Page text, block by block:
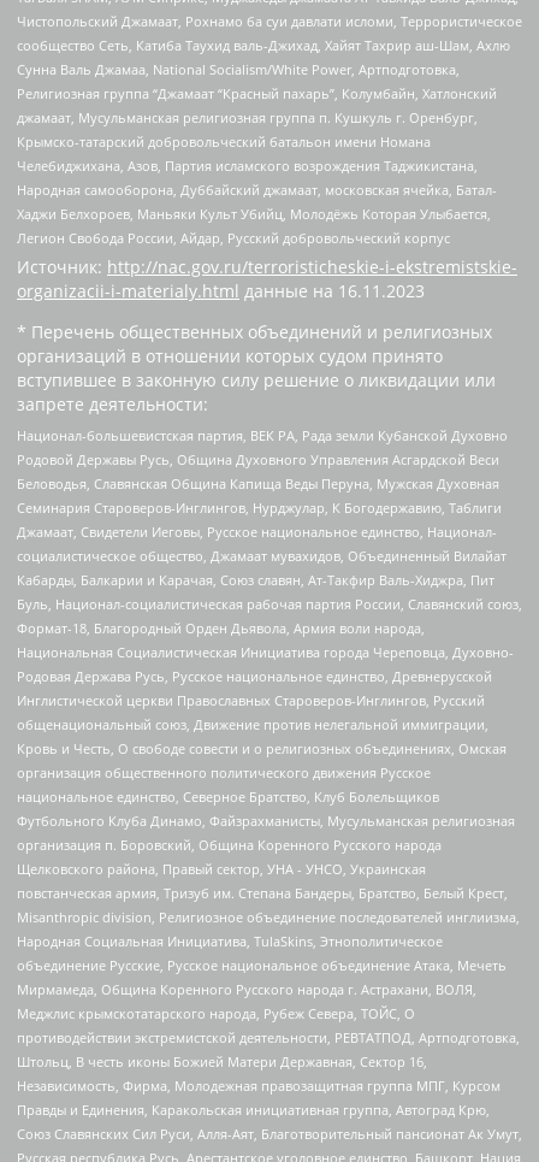
Чистопольский Джамаат, Рохнамо ба суи давлати исломи, Террористическое
сообщество Сеть, Катиба Таухид валь-Джихад, Хайят Тахрир аш-Шам, Ахлю
Сунна Валь Джамаа, National Socialism/White Power, Артподготовка,
Религиозная группа “Джамаат “Красный пахарь”, Колумбайн, Хатлонский
джамаат, Мусульманская религиозная группа п. Кушкуль г. Оренбург,
Крымско-татарский добровольческий батальон имени Номана
Челебиджихана, Азов, Партия исламского возрождения Таджикистана,
Народная самооборона, Дуббайский джамаат, московская ячейка, Батал-
Хаджи Белхороев, Маньяки Культ Убийц, Молодёжь Которая Улыбается,
Легион Свобода России, Айдар, Русский добровольческий корпус
Источник: http://nac.gov.ru/terroristicheskie-i-ekstremistskie-
organizacii-i-materialy.html данные на 16.11.2023
* Перечень общественных объединений и религиозных
организаций в отношении которых судом принято
вступившее в законную силу решение о ликвидации или
запрете деятельности:
Национал-большевистская партия, ВЕК РА, Рада земли Кубанской Духовно
Родовой Державы Русь, Община Духовного Управления Асгардской Веси
Беловодья, Славянская Община Капища Веды Перуна, Мужская Духовная
Семинария Староверов-Инглингов, Нурджулар, К Богодержавию, Таблиги
Джамаат, Свидетели Иеговы, Русское национальное единство, Национал-
социалистическое общество, Джамаат мувахидов, Объединенный Вилайат
Кабарды, Балкарии и Карачая, Союз славян, Ат-Такфир Валь-Хиджра, Пит
Буль, Национал-социалистическая рабочая партия России, Славянский союз,
Формат-18, Благородный Орден Дьявола, Армия воли народа,
Национальная Социалистическая Инициатива города Череповца, Духовно-
Родовая Держава Русь, Русское национальное единство, Древнерусской
Инглистической церкви Православных Староверов-Инглингов, Русский
общенациональный союз, Движение против нелегальной иммиграции,
Кровь и Честь, О свободе совести и о религиозных объединениях, Омская
организация общественного политического движения Русское
национальное единство, Северное Братство, Клуб Болельщиков
Футбольного Клуба Динамо, Файзрахманисты, Мусульманская религиозная
организация п. Боровский, Община Коренного Русского народа
Щелковского района, Правый сектор, УНА - УНСО, Украинская
повстанческая армия, Тризуб им. Степана Бандеры, Братство, Белый Крест,
Misanthropic division, Религиозное объединение последователей инглиизма,
Народная Социальная Инициатива, TulaSkins, Этнополитическое
объединение Русские, Русское национальное объединение Атака, Мечеть
Мирмамеда, Община Коренного Русского народа г. Астрахани, ВОЛЯ,
Меджлис крымскотатарского народа, Рубеж Севера, ТОЙС, О
противодействии экстремистской деятельности, РЕВТАТПОД, Артподготовка,
Штольц, В честь иконы Божией Матери Державная, Сектор 16,
Независимость, Фирма, Молодежная правозащитная группа МПГ, Курсом
Правды и Единения, Каракольская инициативная группа, Автоград Крю,
Союз Славянских Сил Руси, Алля-Аят, Благотворительный пансионат Ак Умут,
Русская республика Русь, Арестантское уголовное единство, Башкорт, Нация